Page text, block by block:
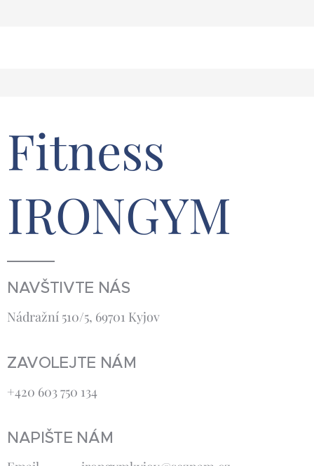
Fitness
IRONGYM
NAVŠTIVTE NÁS
Nádražní 510/5, 69701 Kyjov
ZAVOLEJTE NÁM
+420 603 750 134
NAPIŠTE NÁM